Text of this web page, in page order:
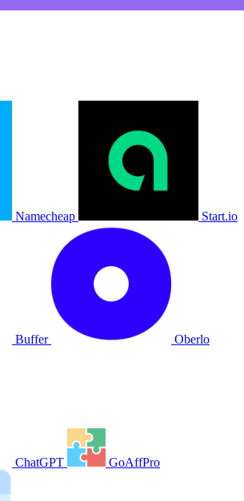
Namecheap Start.io
Buffer Oberlo
ChatGPT GoAffPro